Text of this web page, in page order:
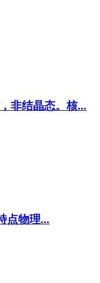
非结晶态。核...
点物理...